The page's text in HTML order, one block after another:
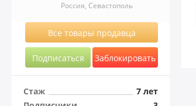
Россия, Севастополь
Все товары продавца
Подписаться Заблокировать
Стаж
7 лет